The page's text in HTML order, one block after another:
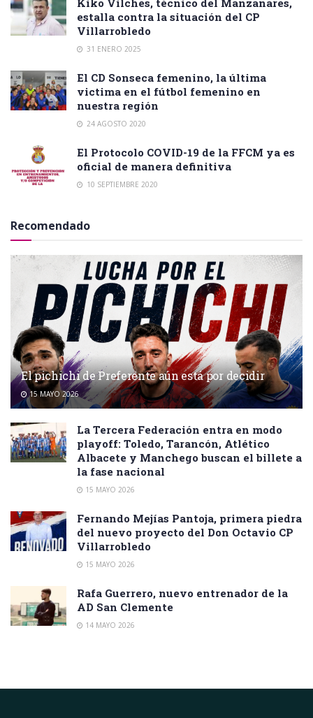
estalla contra la situación del CP
Villarrobledo
31 ENERO 2025
El CD Sonseca femenino, la última
victima en el fútbol femenino en
nuestra región
24 AGOSTO 2020
El Protocolo COVID-19 de la FFCM ya es
oficial de manera definitiva
10 SEPTIEMBRE 2020
Recomendado
El pichichi de Preferente aún está por decidir
15 MAYO 2026
La Tercera Federación entra en modo
playoff: Toledo, Tarancón, Atlético
Albacete y Manchego buscan el billete a
la fase nacional
15 MAYO 2026
Fernando Mejías Pantoja, primera piedra
del nuevo proyecto del Don Octavio CP
Villarrobledo
15 MAYO 2026
Rafa Guerrero, nuevo entrenador de la
AD San Clemente
14 MAYO 2026